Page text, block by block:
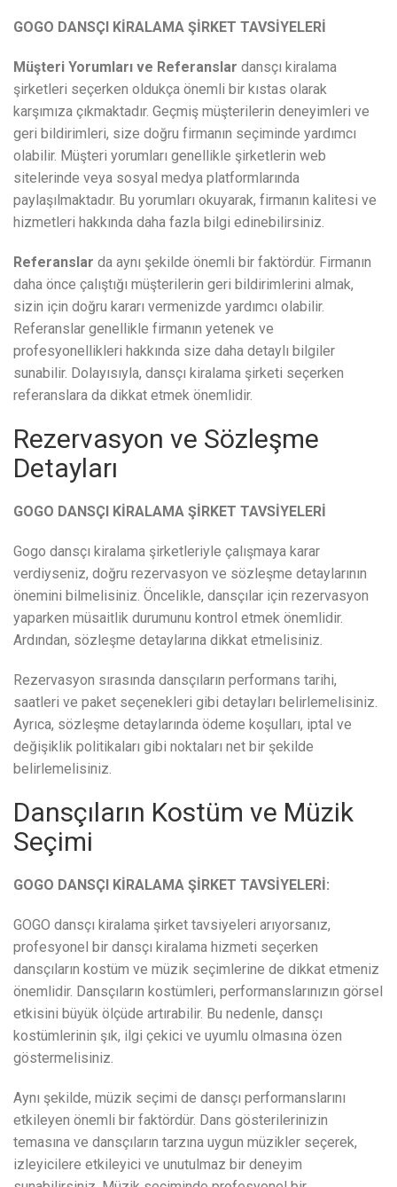
GOGO DANSÇI KİRALAMA ŞİRKET TAVSİYELERİ
Müşteri Yorumları ve Referanslar dansçı kiralama
şirketleri seçerken oldukça önemli bir kıstas olarak
karşımıza çıkmaktadır. Geçmiş müşterilerin deneyimleri ve
geri bildirimleri, size doğru firmanın seçiminde yardımcı
olabilir. Müşteri yorumları genellikle şirketlerin web
sitelerinde veya sosyal medya platformlarında
paylaşılmaktadır. Bu yorumları okuyarak, firmanın kalitesi ve
hizmetleri hakkında daha fazla bilgi edinebilirsiniz.
Referanslar da aynı şekilde önemli bir faktördür. Firmanın
daha önce çalıştığı müşterilerin geri bildirimlerini almak,
sizin için doğru kararı vermenizde yardımcı olabilir.
Referanslar genellikle firmanın yetenek ve
profesyonellikleri hakkında size daha detaylı bilgiler
sunabilir. Dolayısıyla, dansçı kiralama şirketi seçerken
referanslara da dikkat etmek önemlidir.
Rezervasyon ve Sözleşme
Detayları
GOGO DANSÇI KİRALAMA ŞİRKET TAVSİYELERİ
Gogo dansçı kiralama şirketleriyle çalışmaya karar
verdiyseniz, doğru rezervasyon ve sözleşme detaylarının
önemini bilmelisiniz. Öncelikle, dansçılar için rezervasyon
yaparken müsaitlik durumunu kontrol etmek önemlidir.
Ardından, sözleşme detaylarına dikkat etmelisiniz.
Rezervasyon sırasında dansçıların performans tarihi,
saatleri ve paket seçenekleri gibi detayları belirlemelisiniz.
Ayrıca, sözleşme detaylarında ödeme koşulları, iptal ve
değişiklik politikaları gibi noktaları net bir şekilde
belirlemelisiniz.
Dansçıların Kostüm ve Müzik
Seçimi
GOGO DANSÇI KİRALAMA ŞİRKET TAVSİYELERİ:
GOGO dansçı kiralama şirket tavsiyeleri arıyorsanız,
profesyonel bir dansçı kiralama hizmeti seçerken
dansçıların kostüm ve müzik seçimlerine de dikkat etmeniz
önemlidir. Dansçıların kostümleri, performanslarınızın görsel
etkisini büyük ölçüde artırabilir. Bu nedenle, dansçı
kostümlerinin şık, ilgi çekici ve uyumlu olmasına özen
göstermelisiniz.
Aynı şekilde, müzik seçimi de dansçı performanslarını
etkileyen önemli bir faktördür. Dans gösterilerinizin
temasına ve dansçıların tarzına uygun müzikler seçerek,
izleyicilere etkileyici ve unutulmaz bir deneyim